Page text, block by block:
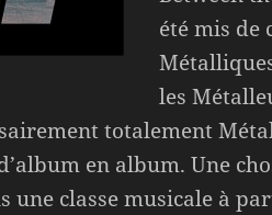
été mis de
les
totalement
en album. Une
une classe musicale à